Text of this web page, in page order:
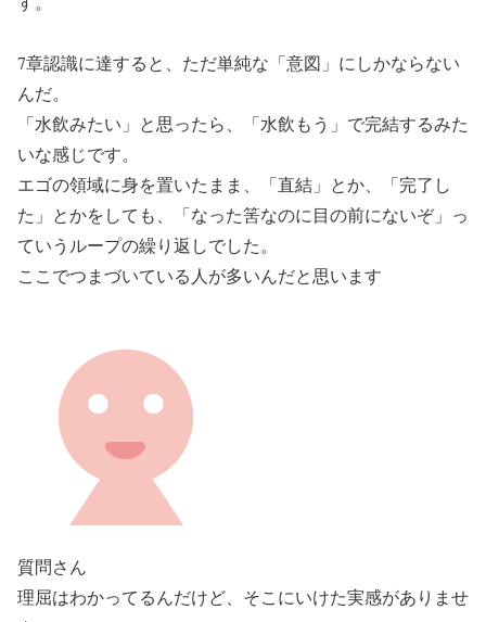
7章認識に達すると、ただ単純な「意図」にしかならない
んだ。
「水飲みたい」と思ったら、「水飲もう」で完結するみた
いな感じです。
エゴの領域に身を置いたまま、「直結」とか、「完了し
た」とかをしても、「なった筈なのに目の前にないぞ」っ
ていうループの繰り返しでした。
ここでつまづいている人が多いんだと思います
質問さん
理屈はわかってるんだけど、そこにいけた実感がありませ